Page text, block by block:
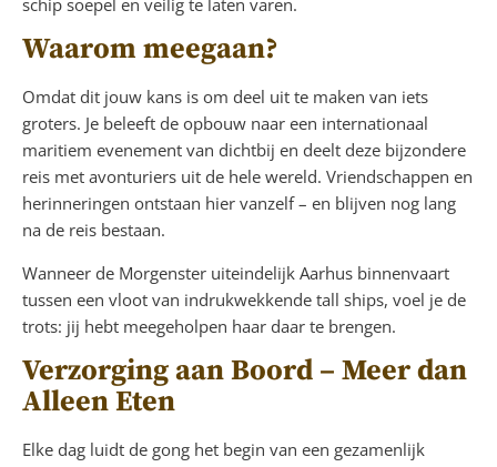
Waarom meegaan?
Omdat dit jouw kans is om deel uit te maken van iets
groters. Je beleeft de opbouw naar een internationaal
maritiem evenement van dichtbij en deelt deze bijzondere
reis met avonturiers uit de hele wereld. Vriendschappen en
herinneringen ontstaan hier vanzelf – en blijven nog lang
na de reis bestaan.
Wanneer de Morgenster uiteindelijk Aarhus binnenvaart
tussen een vloot van indrukwekkende tall ships, voel je de
trots: jij hebt meegeholpen haar daar te brengen.
Verzorging aan Boord – Meer dan
Alleen Eten
Elke dag luidt de gong het begin van een gezamenlijk